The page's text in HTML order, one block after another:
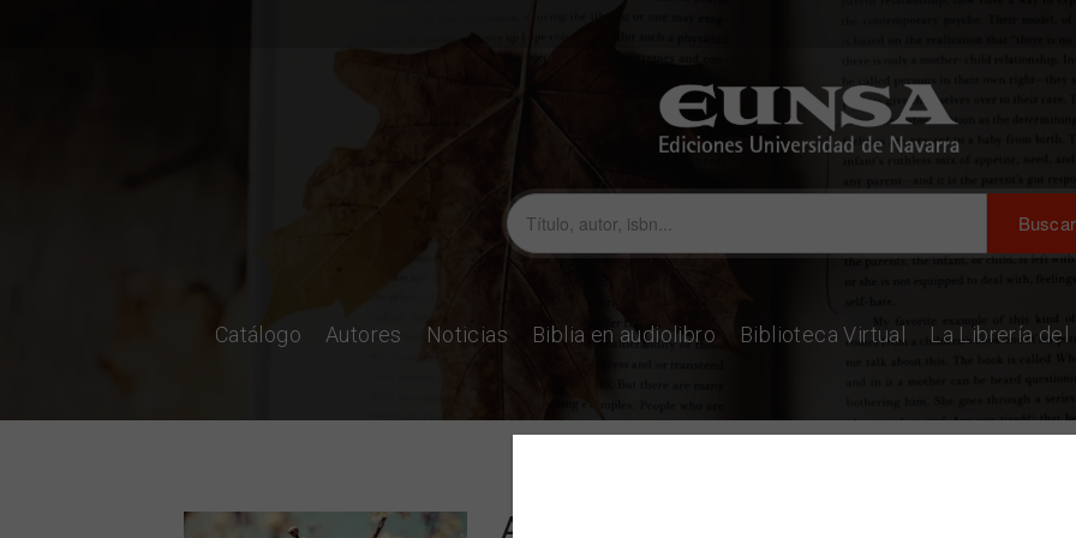
Catálogo Autores Noticias Biblia en audiolibro Biblioteca Virtual La Librería del
Alegres en el amor